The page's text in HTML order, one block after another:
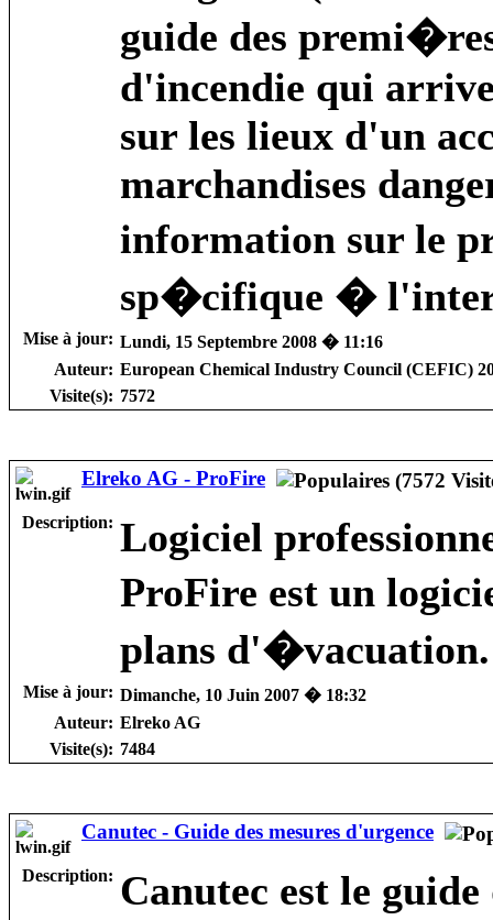
guide des
d'incendie qui
sur les lieux d'un
marchandises
information sur le
sp�cifique �
Mise à jour: Lundi, 15 Septembre 2008 � 11:16
Auteur: European Chemical Industry Council (CEFIC)
Visite(s): 7572
Elreko AG - ProFire
Description: Logiciel
ProFire est un
plans d'�vacuation.
Mise à jour: Dimanche, 10 Juin 2007 � 18:32
Auteur: Elreko AG
Visite(s): 7484
Canutec - Guide des mesures d'urgence
Description: Canutec est le